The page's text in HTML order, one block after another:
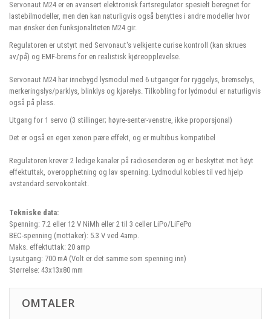
Servonaut M24 er en avansert elektronisk fartsregulator spesielt beregnet for
lastebilmodeller, men den kan naturligvis også benyttes i andre modeller hvor
man ønsker den funksjonaliteten M24 gir.
Regulatoren er utstyrt med Servonaut's velkjente curise kontroll (kan skrues
av/på) og EMF-brems for en realistisk kjøreopplevelse.
Servonaut M24 har innebygd lysmodul med 6 utganger for ryggelys, bremselys,
merkeringslys/parklys, blinklys og kjørelys. Tilkobling for lydmodul er naturligvis
også på plass.
Utgang for 1 servo (3 stillinger; høyre-senter-venstre, ikke proporsjonal)
Det er også en egen xenon pære effekt, og er multibus kompatibel
Regulatoren krever 2 ledige kanaler på radiosenderen og er beskyttet mot høyt
effektuttak, overopphetning og lav spenning. Lydmodul kobles til ved hjelp
avstandard servokontakt.
Tekniske data:
Spenning: 7.2 eller 12 V NiMh eller 2 til 3 celler LiPo/LiFePo
BEC-spenning (mottaker): 5.3 V ved 4amp.
Maks. effektuttak: 20 amp
Lysutgang: 700 mA (Volt er det samme som spenning inn)
Størrelse: 43x13x80 mm
OMTALER